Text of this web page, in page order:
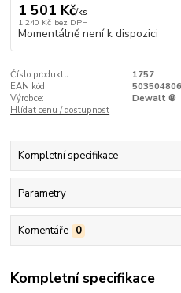
1 501 Kč/ks
1 240 Kč bez DPH
Momentálně není k dispozici
Číslo produktu:
1757
EAN kód:
Výrobce:
Dewalt ®
Hlídat cenu / dostupnost
Kompletní specifikace
Parametry
Komentáře 0
Kompletní specifikace